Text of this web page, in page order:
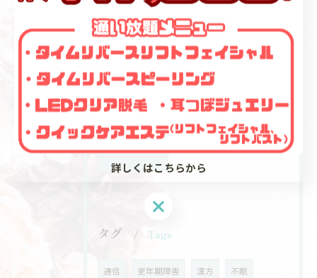
2026/07/03
2026/07/03
耳つぼジュエリー副業の現実的な活用パターンと自分に合う働き方の見つけ方
タグ Tags
通信 更年期障害 漢方 不眠
詳しくはこちらから